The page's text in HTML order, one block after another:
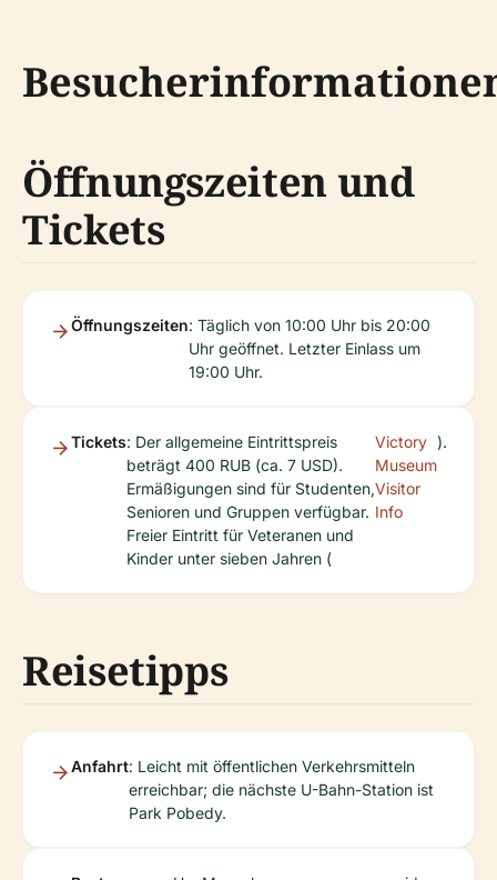
Öffnungszeiten und
Tickets
Öffnungszeiten: Täglich von 10:00 Uhr bis 20:00
Uhr geöffnet. Letzter Einlass um
19:00 Uhr.
Tickets: Der allgemeine Eintrittspreis
beträgt 400 RUB (ca. 7 USD).
Ermäßigungen sind für Studenten,
Senioren und Gruppen verfügbar.
Freier Eintritt für Veteranen und
Kinder unter sieben Jahren (
Victory
Museum
Visitor
Info
).
Reisetipps
Anfahrt: Leicht mit öffentlichen Verkehrsmitteln
erreichbar; die nächste U-Bahn-Station ist
Park Pobedy.